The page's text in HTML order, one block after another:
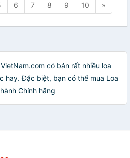
6 7 8 9 10 »
có bán rất nhiều loa
hay. Đặc biệt, bạn có thể mua Loa
Chính hãng